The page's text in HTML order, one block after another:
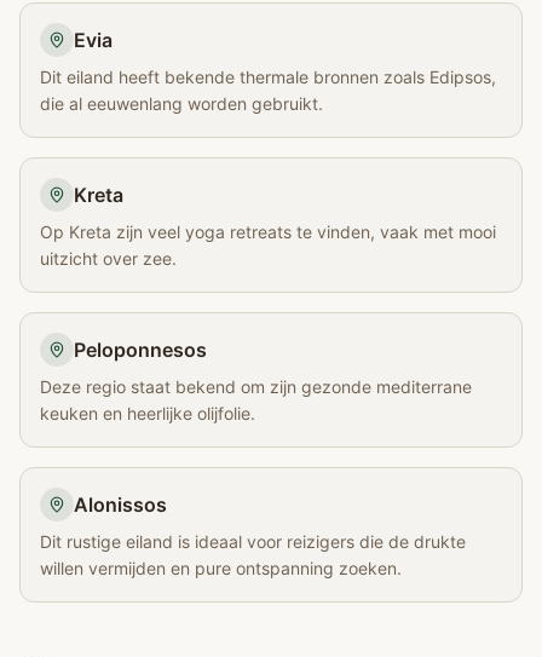
Evia
Dit eiland heeft bekende thermale bronnen zoals Edipsos,
die al eeuwenlang worden gebruikt.
Kreta
Op Kreta zijn veel yoga retreats te vinden, vaak met mooi
uitzicht over zee.
Peloponnesos
Deze regio staat bekend om zijn gezonde mediterrane
keuken en heerlijke olijfolie.
Alonissos
Dit rustige eiland is ideaal voor reizigers die de drukte
willen vermijden en pure ontspanning zoeken.